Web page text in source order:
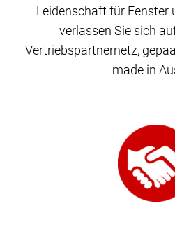
Leidenschaft für Fenster
verlassen Sie sich
Vertriebspartnernetz,
made in